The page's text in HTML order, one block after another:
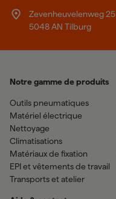
Zevenheuvelenweg 25
5048 AN Tilburg
Notre gamme de produits
Outils pneumatiques
Matériel électrique
Nettoyage
Climatisations
Matériaux de fixation
EPI et vêtements de travail
Transports et atelier